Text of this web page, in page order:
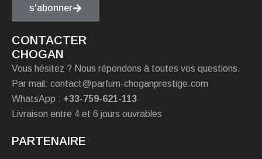
s'abonner
CONTACTER
CHOGAN
Vous hésitez ? Nous répondons à toutes vos questions.
Par mail: contact@parfum-choganprestige.com
WhatsApp : +33-759-621-113
Livraison entre 4 et 6 jours ouvrables
PARTENAIRE